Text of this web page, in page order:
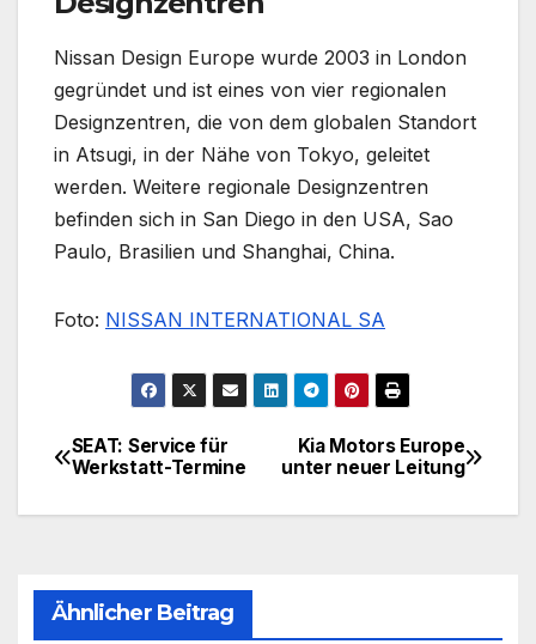
Nissan Design Europe wurde 2003 in London
gegründet und ist eines von vier regionalen
Designzentren, die von dem globalen Standort
in Atsugi, in der Nähe von Tokyo, geleitet
werden. Weitere regionale Designzentren
befinden sich in San Diego in den USA, Sao
Paulo, Brasilien und Shanghai, China.
Foto: NISSAN INTERNATIONAL SA
Beitragsnavigation
Kia Motors Europe
unter neuer Leitung
SEAT: Service für
Werkstatt-Termine
Ähnlicher Beitrag